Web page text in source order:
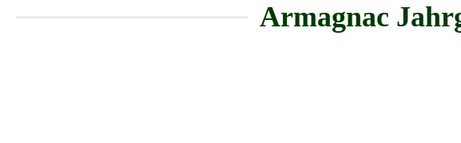
Armagnac